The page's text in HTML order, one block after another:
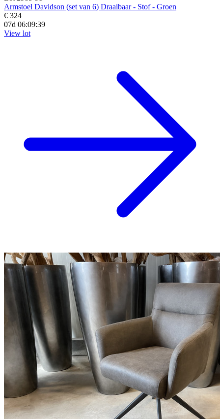
Armstoel Davidson (set van 6) Draaibaar - Stof - Groen
€ 324
07d 06:09:38
View lot